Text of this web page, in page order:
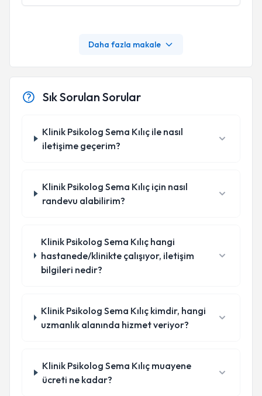
Daha fazla makale
Sık Sorulan Sorular
Klinik Psikolog Sema Kılıç ile nasıl
iletişime geçerim?
Klinik Psikolog Sema Kılıç için nasıl
randevu alabilirim?
Klinik Psikolog Sema Kılıç hangi
hastanede/klinikte çalışıyor, iletişim
bilgileri nedir?
Klinik Psikolog Sema Kılıç kimdir, hangi
uzmanlık alanında hizmet veriyor?
Klinik Psikolog Sema Kılıç muayene
ücreti ne kadar?